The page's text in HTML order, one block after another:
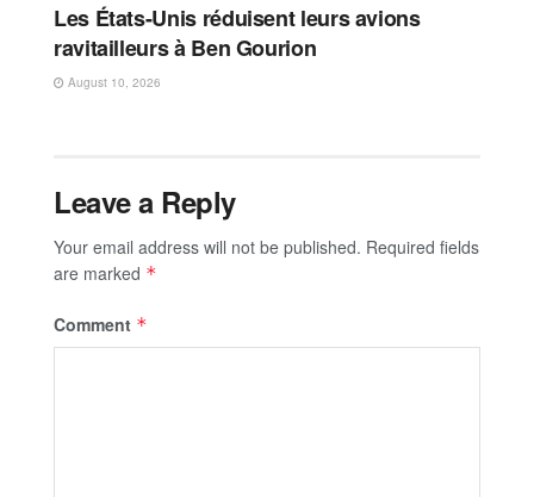
Les États-Unis réduisent leurs avions
ravitailleurs à Ben Gourion
August 10, 2026
Leave a Reply
Your email address will not be published. Required fields
are marked *
Comment *